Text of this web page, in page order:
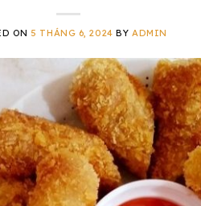
ON 5 THÁNG 6, 2024 BY ADMIN